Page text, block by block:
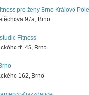
pro ženy Brno Královo Pole
97a, Brno
Fitness
tř. 45, Brno
162, Brno